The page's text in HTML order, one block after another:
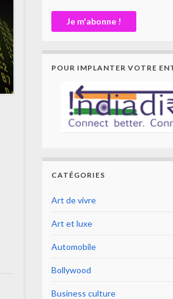
POUR IMPLANTER VOTRE
CATÉGORIES
Art de vivre
Art et luxe
Automobile
Bollywood
Business culture